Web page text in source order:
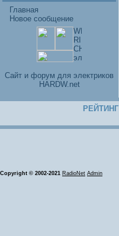
Главная
Новое сообщение
Cайт и форум для электриков
HARDW.net
РЕЙТИНГ
Copyright © 2002-2021 RadioNet Admin